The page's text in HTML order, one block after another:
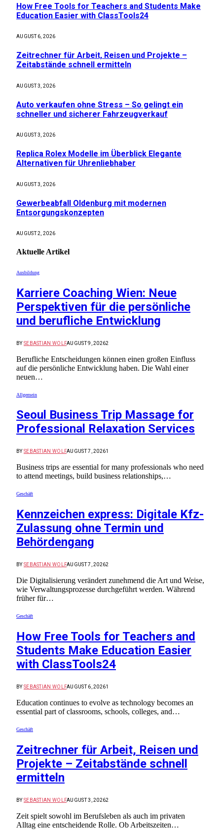
How Free Tools for Teachers and Students Make
Education Easier with ClassTools24
AUGUST 6, 2026
Zeitrechner für Arbeit, Reisen und Projekte –
Zeitabstände schnell ermitteln
AUGUST 3, 2026
Auto verkaufen ohne Stress – So gelingt ein
schneller und sicherer Fahrzeugverkauf
AUGUST 3, 2026
Replica Rolex Modelle im Überblick Elegante
Alternativen für Uhrenliebhaber
AUGUST 3, 2026
Gewerbeabfall Oldenburg mit modernen
Entsorgungskonzepten
AUGUST 2, 2026
AktuelleArtikel
Ausbildung
Karriere Coaching Wien: Neue
Perspektiven für die persönliche
und berufliche Entwicklung
BY SEBASTIAN WOLFAUGUST 9, 20262
Berufliche Entscheidungen können einen großen Einfluss
auf die persönliche Entwicklung haben. Die Wahl einer
neuen…
Allgemein
Seoul Business Trip Massage for
Professional Relaxation Services
BY SEBASTIAN WOLFAUGUST 7, 20261
Business trips are essential for many professionals who need
to attend meetings, build business relationships,…
Geschäft
Kennzeichen express: Digitale Kfz-
Zulassung ohne Termin und
Behördengang
BY SEBASTIAN WOLFAUGUST 7, 20262
Die Digitalisierung verändert zunehmend die Art und Weise,
wie Verwaltungsprozesse durchgeführt werden. Während
früher für…
Geschäft
How Free Tools for Teachers and
Students Make Education Easier
with ClassTools24
BY SEBASTIAN WOLFAUGUST 6, 20261
Education continues to evolve as technology becomes an
essential part of classrooms, schools, colleges, and…
Geschäft
Zeitrechner für Arbeit, Reisen und
Projekte – Zeitabstände schnell
ermitteln
BY SEBASTIAN WOLFAUGUST 3, 20262
Zeit spielt sowohl im Berufsleben als auch im privaten
Alltag eine entscheidende Rolle. Ob Arbeitszeiten…